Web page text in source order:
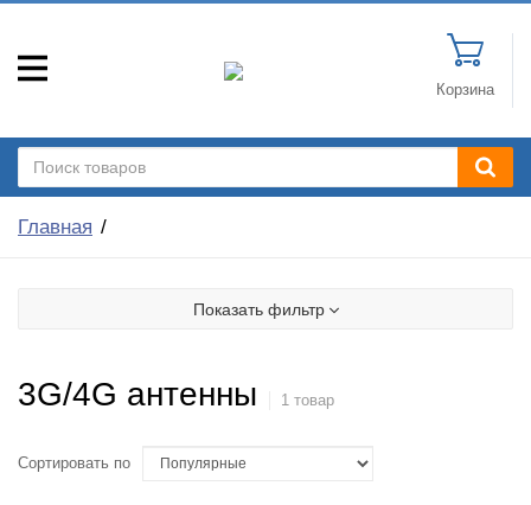
Корзина
Главная
Показать фильтр
3G/4G антенны 1 товар
Сортировать по